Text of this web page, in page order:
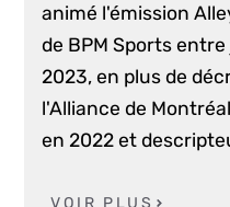
animé l'émission
de BPM Sports
2023, en plus de
l'Alliance de
en 2022 et
VOIR PLUS